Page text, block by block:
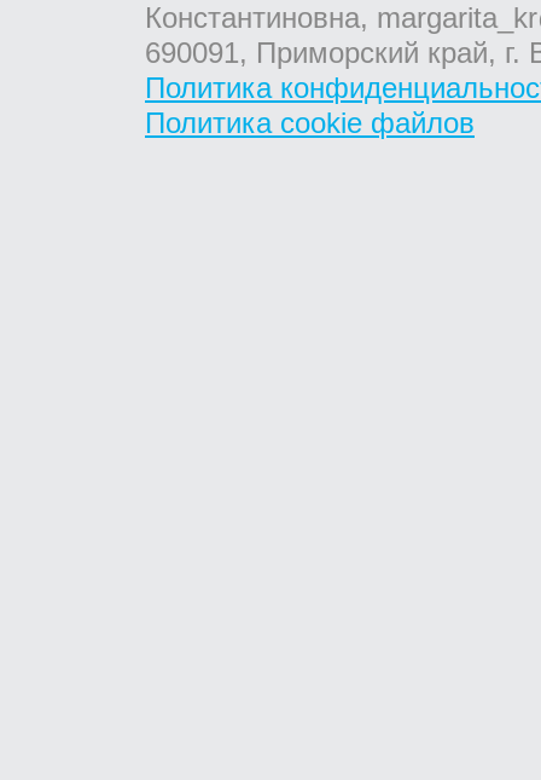
Константиновна,
690091, Приморский край,
Политика
Политика cookie файлов